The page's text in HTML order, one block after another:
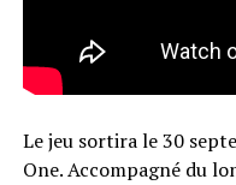
Le jeu sortira le 30
One. Accompagné du